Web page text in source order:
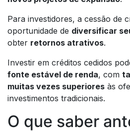
Para investidores, a cessão de
oportunidade de diversificar
obter retornos atrativos.
Investir em créditos cedidos
fonte estável de renda, com
muitas vezes superiores às
investimentos tradicionais.
O que saber